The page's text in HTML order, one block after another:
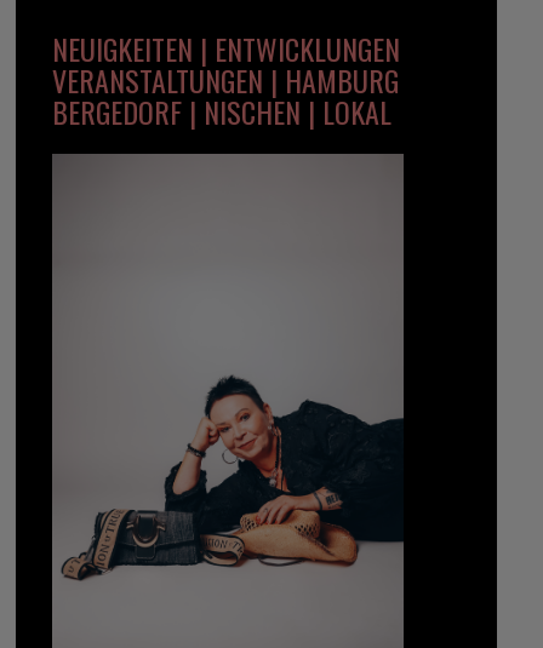
NEUIGKEITEN | ENTWICKLUNGEN
VERANSTALTUNGEN | HAMBURG
BERGEDORF | NISCHEN | LOKAL